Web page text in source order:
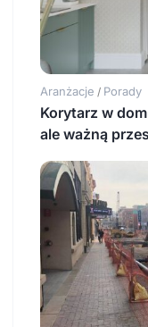
Aranżacje / Porady
Korytarz w
ale ważną